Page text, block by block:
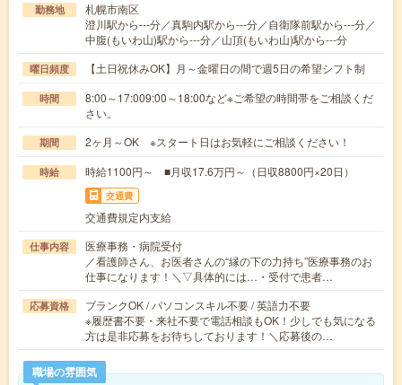
勤務地
札幌市南区
澄川駅から---分／真駒内駅から---分／自衛隊前駅から---分／
中腹(もいわ山)駅から---分／山頂(もいわ山)駅から---分
曜日頻度 【土日祝休みOK】月～金曜日の間で週5日の希望シフト制
時間
8:00～17:009:00～18:00など※ご希望の時間帯をご相談くだ
さい。
期間 2ヶ月～OK ※スタート日はお気軽にご相談ください！
時給 時給1100円～ ■月収17.6万円～（日収8800円×20日）
交通費
交通費規定内支給
仕事内容
医療事務・病院受付
／看護師さん、お医者さんの“縁の下の力持ち”医療事務のお
仕事になります！＼▽具体的には…・受付で患者…
応募資格
ブランクOK / パソコンスキル不要 / 英語力不要
※履歴書不要・来社不要で電話相談もOK！少しでも気になる
方は是非応募をお待ちしております！＼応募後の…
職場の雰囲気